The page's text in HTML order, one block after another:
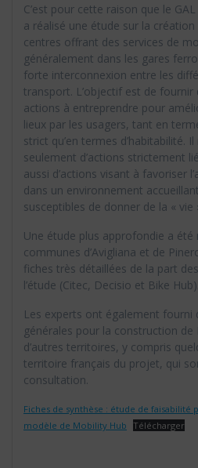
C’est pour cette raison que le
a réalisé une étude sur la
centres offrant des services de
généralement dans les gares
forte interconnexion entre les
transport. L’objectif est de
actions à entreprendre pour
lieux par les usagers, tant en
strict qu’en termes d’habitabilité.
seulement d’actions strictement
aussi d’actions visant à favoriser
dans un environnement
susceptibles de donner de la « vie
Une étude plus approfondie a été
communes d’Avigliana et de
fiches très détaillées de la part
l’étude (Citec, Decisio et Bike Hub).
Les experts ont également fourni
générales pour la construction de
d’autres territoires, y compris
territoire français du projet, qui
consultation.
Fiches de synthèse : étude de faisabilité
modèle de Mobility Hub
Télécharger